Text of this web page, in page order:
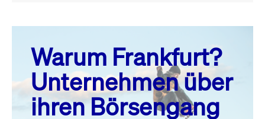
August 26
MO. DI. MI. DO. FR. SA. SO.
1
2
3
4 5 6 7 8
Warum Frankfurt?
Unternehmen über
ihren Börsengang